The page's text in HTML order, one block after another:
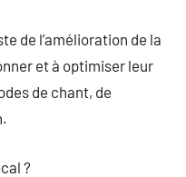
de l’amélioration de la
et à optimiser leur
de chant, de
?